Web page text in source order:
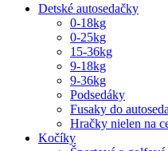
Detské autosedačky
0-18kg
0-25kg
15-36kg
9-18kg
9-36kg
Podsedáky
Fusaky do
Hračky nielen na
Kočíky